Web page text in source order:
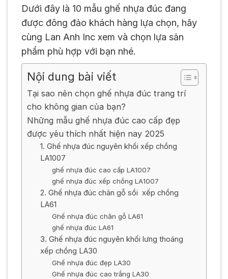
Dưới đây là 10 mẫu ghế nhựa đúc đang
được đông đảo khách hàng lựa chọn, hãy
cùng Lan Anh Inc xem và chọn lựa sản
phẩm phù hợp với bạn nhé.
Nội dung bài viết
Tại sao nên chọn ghế nhựa đúc trang trí
cho không gian của bạn?
Những mẫu ghế nhựa đúc cao cấp đẹp
được yêu thích nhất hiện nay 2025
1. Ghế nhựa đúc nguyên khối xếp chồng
LA1007
ghế nhựa đúc cao cấp LA1007
ghế nhựa đúc xếp chồng LA1007
2. Ghế nhựa đúc chân gỗ sồi xếp chồng
LA61
Ghế nhựa đúc chân gỗ LA61
ghế nhựa đúc LA61
3. Ghế nhựa đúc nguyên khối lưng thoáng
xếp chồng LA30
Ghế nhựa đúc đẹp LA30
Ghế nhựa đúc cao trắng LA30